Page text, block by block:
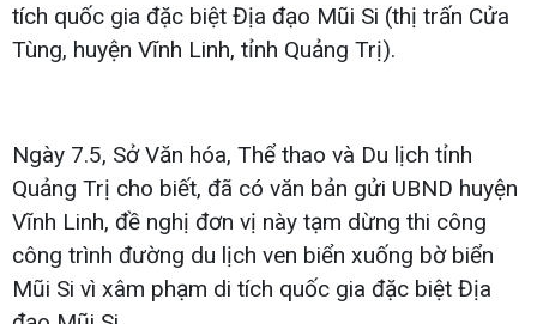
tích quốc gia đặc biệt Địa đạo Mũi Si (thị trấn Cửa
Tùng, huyện Vĩnh Linh, tỉnh Quảng Trị).
Ngày 7.5, Sở Văn hóa, Thể thao và Du lịch tỉnh
Quảng Trị cho biết, đã có văn bản gửi UBND huyện
Vĩnh Linh, đề nghị đơn vị này tạm dừng thi công
công trình đường du lịch ven biển xuống bờ biển
Mũi Si vì xâm phạm di tích quốc gia đặc biệt Địa